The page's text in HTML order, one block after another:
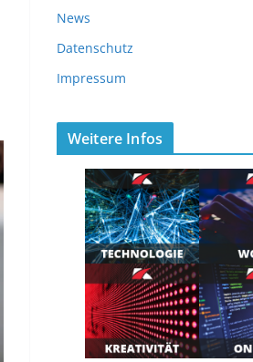
News
Datenschutz
Impressum
Weitere Infos